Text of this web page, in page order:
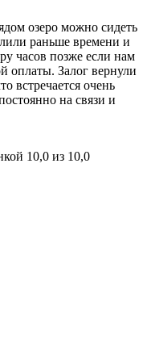
озеро можно сидеть
раньше времени и
часов позже если нам
оплаты. Залог вернули
встречается очень
на связи и
10,0 из 10,0